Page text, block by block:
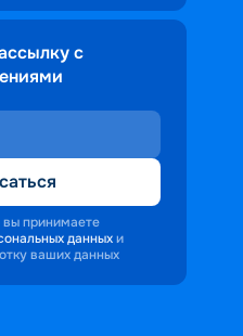
с
принимаете
данных и
ваших данных